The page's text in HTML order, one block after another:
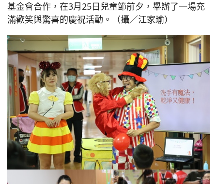
基金會合作，在3月25日兒童節前夕，舉辦了一場充
滿歡笑與驚喜的慶祝活動。（攝／江家瑜）